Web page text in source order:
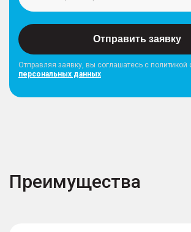
Отправить заявку
Отправляя заявку, вы соглашатесь с политикой
персональных данных
Преимущества